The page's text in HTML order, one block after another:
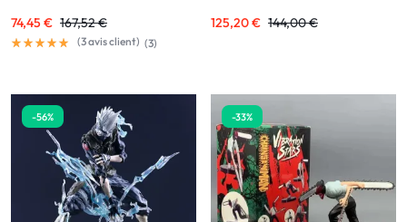
167,52€
74,45 €
(3avis client) (3)
144,00€
125,20€
-56% -33%